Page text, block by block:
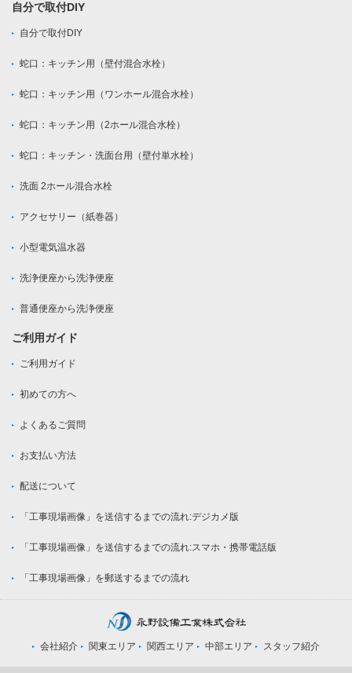
自分で取付DIY
自分で取付DIY
蛇口：キッチン用（壁付混合水栓）
蛇口：キッチン用（ワンホール混合水栓）
蛇口：キッチン用（2ホール混合水栓）
蛇口：キッチン・洗面台用（壁付単水栓）
洗面 2ホール混合水栓
アクセサリー（紙巻器）
小型電気温水器
洗浄便座から洗浄便座
普通便座から洗浄便座
ご利用ガイド
ご利用ガイド
初めての方へ
よくあるご質問
お支払い方法
配送について
「工事現場画像」を送信するまでの流れ:デジカメ版
「工事現場画像」を送信するまでの流れ:スマホ・携帯電話版
「工事現場画像」を郵送するまでの流れ
会社紹介 関東エリア 関西エリア 中部エリア スタッフ紹介